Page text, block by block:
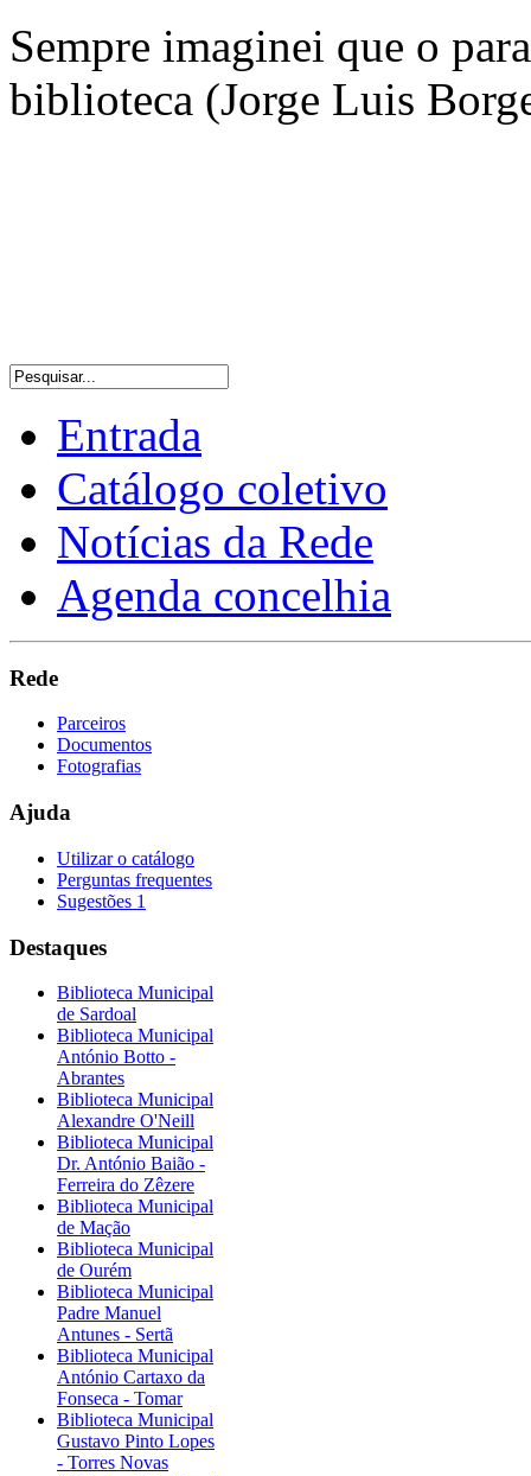
Sempre imaginei que o
biblioteca (Jorge Luis
Entrada
Catálogo coletivo
Notícias da Rede
Agenda concelhia
Rede
Parceiros
Documentos
Fotografias
Ajuda
Utilizar o catálogo
Perguntas frequentes
Sugestões 1
Destaques
Biblioteca Municipal
de Sardoal
Biblioteca Municipal
António Botto -
Abrantes
Biblioteca Municipal
Alexandre O'Neill
Biblioteca Municipal
Dr. António Baião -
Ferreira do Zêzere
Biblioteca Municipal
de Mação
Biblioteca Municipal
de Ourém
Biblioteca Municipal
Padre Manuel
Antunes - Sertã
Biblioteca Municipal
António Cartaxo da
Fonseca - Tomar
Biblioteca Municipal
Gustavo Pinto Lopes
- Torres Novas